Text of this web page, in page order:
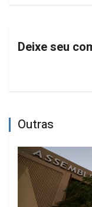
Deixe seu
Outras